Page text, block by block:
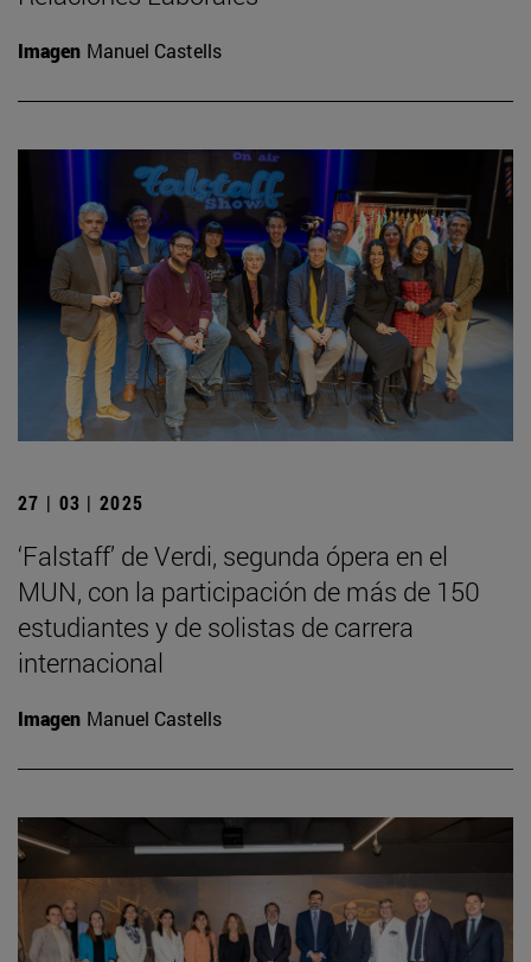
Imagen Manuel Castells
27 | 03 | 2025
‘Falstaff’ de Verdi, segunda ópera en el
MUN, con la participación de más de 150
estudiantes y de solistas de carrera
internacional
Imagen Manuel Castells